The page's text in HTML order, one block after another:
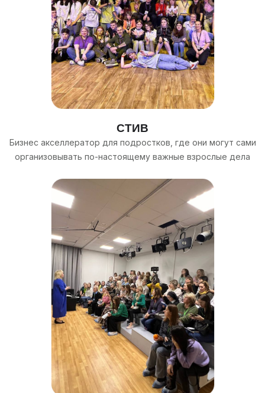
СТИВ
Бизнес акселлератор для подростков, где они могут сами
организовывать по-настоящему важные взрослые дела